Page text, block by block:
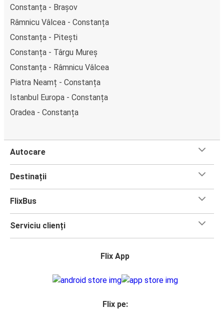
Constanța - Brașov
Râmnicu Vâlcea - Constanța
Constanța - Pitești
Constanța - Târgu Mureș
Constanța - Râmnicu Vâlcea
Piatra Neamț - Constanța
Istanbul Europa - Constanța
Oradea - Constanța
Autocare
Destinații
FlixBus
Serviciu clienți
Flix App
Flix pe: